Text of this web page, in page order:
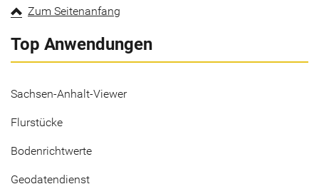
Zum Seitenanfang
Top Anwendungen
Sachsen-Anhalt-Viewer
Flurstücke
Bodenrichtwerte
Geodatendienst